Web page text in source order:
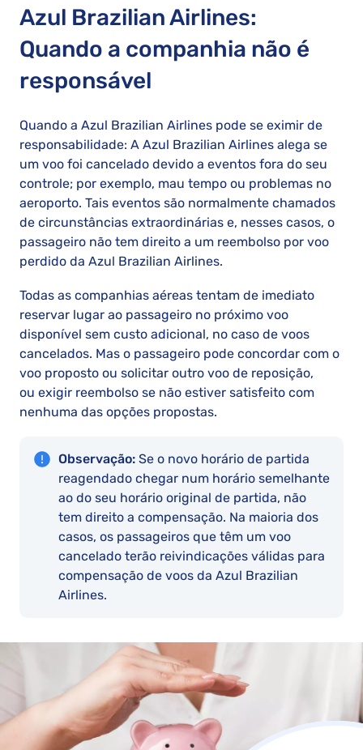
Azul Brazilian Airlines:
Quando a companhia não é
responsável
Quando a Azul Brazilian Airlines pode se eximir de
responsabilidade: A Azul Brazilian Airlines alega se
um voo foi cancelado devido a eventos fora do seu
controle; por exemplo, mau tempo ou problemas no
aeroporto. Tais eventos são normalmente chamados
de circunstâncias extraordinárias e, nesses casos, o
passageiro não tem direito a um reembolso por voo
perdido da Azul Brazilian Airlines.
Todas as companhias aéreas tentam de imediato
reservar lugar ao passageiro no próximo voo
disponível sem custo adicional, no caso de voos
cancelados. Mas o passageiro pode concordar com o
voo proposto ou solicitar outro voo de reposição,
ou exigir reembolso se não estiver satisfeito com
nenhuma das opções propostas.
Observação: Se o novo horário de partida
reagendado chegar num horário semelhante
ao do seu horário original de partida, não
tem direito a compensação. Na maioria dos
casos, os passageiros que têm um voo
cancelado terão reivindicações válidas para
compensação de voos da Azul Brazilian
Airlines.